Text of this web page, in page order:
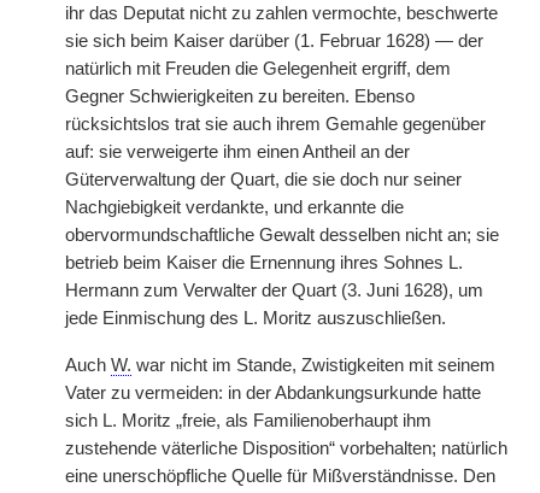
ihr das Deputat nicht zu zahlen vermochte, beschwerte
sie sich beim Kaiser darüber (1. Februar 1628) — der
natürlich mit Freuden die Gelegenheit ergriff, dem
Gegner Schwierigkeiten zu bereiten. Ebenso
rücksichtslos trat sie auch ihrem Gemahle gegenüber
auf: sie verweigerte ihm einen Antheil an der
Güterverwaltung der Quart, die sie doch nur seiner
Nachgiebigkeit verdankte, und erkannte die
obervormundschaftliche Gewalt desselben nicht an; sie
betrieb beim Kaiser die Ernennung ihres Sohnes L.
Hermann zum Verwalter der Quart (3. Juni 1628), um
jede Einmischung des L. Moritz auszuschließen.
Auch W. war nicht im Stande, Zwistigkeiten mit seinem
Vater zu vermeiden: in der Abdankungsurkunde hatte
sich L. Moritz „freie, als Familienoberhaupt ihm
zustehende väterliche Disposition“ vorbehalten; natürlich
eine unerschöpfliche Quelle für Mißverständnisse. Den